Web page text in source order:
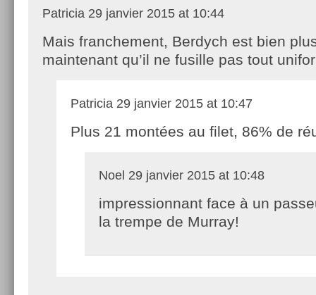
Patricia 29 janvier 2015 at 10:44
Mais franchement, Berdych est bien
maintenant qu’il ne fusille pas tout
Patricia 29 janvier 2015 at 10:47
Plus 21 montées au filet, 86% de
Noel 29 janvier 2015 at 10:48
impressionnant face à un
la trempe de Murray!